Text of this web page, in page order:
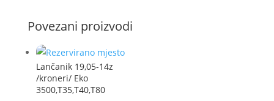
Povezani proizvodi
Lančanik 19,05-14z
/kroneri/ Eko
3500,T35,T40,T80